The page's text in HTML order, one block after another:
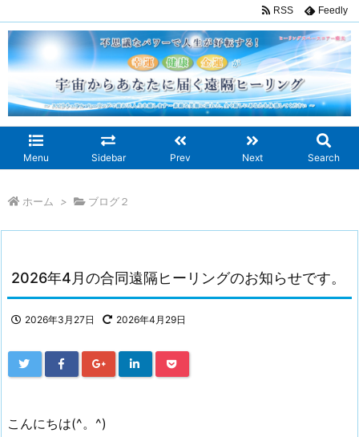
Menu Sidebar Prev Next Search
RSS Feedly
ホーム > ブログ２
2026年4月の合同遠隔ヒーリングのお知らせです。
2026年3月27日 2026年4月29日
こんにちは(^。^)